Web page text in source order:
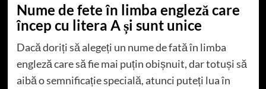
Nume de fete în limba engleză care
încep cu litera A și sunt unice
Dacă doriți să alegeți un nume de fată în limba
engleză care să fie mai puțin obișnuit, dar totuși să
aibă o semnificație specială, atunci puteți lua în